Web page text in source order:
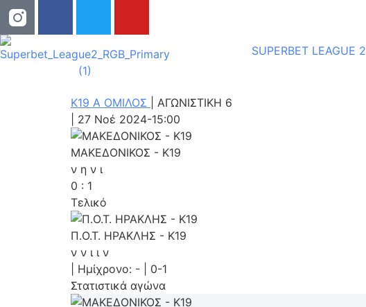
SUPERBET LEAGUE 2
Κ19 Α ΟΜΙΛΟΣ
ΑΓΩΝΙΣΤΙΚΗ 6
27 Νοέ 2024-15:00
ΜΑΚΕΔΟΝΙΚΟΣ - K19
ν η ν ι
0 : 1
Τελικό
Π.Ο.Τ. ΗΡΑΚΛΗΣ - K19
ν ν ι ι ν
Ημίχρονο: -
0-1
Στατιστικά αγώνα